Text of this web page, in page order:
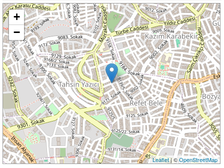
+
−
Leaflet| ©OpenStreetMap